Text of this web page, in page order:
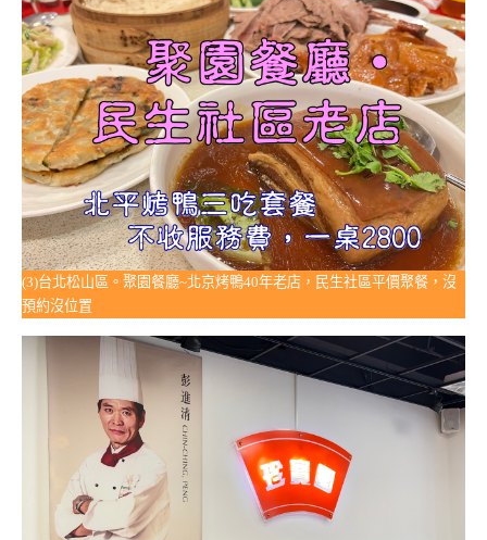
(3)台北松山區。聚園餐廳~北京烤鴨40年老店，民生社區平價聚餐，沒
預約沒位置